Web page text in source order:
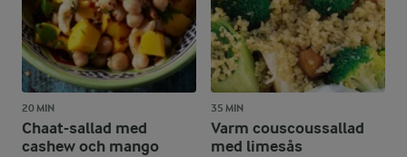
20 MIN
Chaat-sallad med
cashew och mango
35 MIN
Varm couscoussallad
med limesås